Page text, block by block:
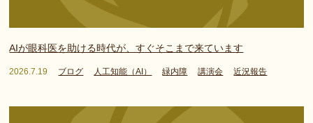
AIが眼科医を助ける時代が、すぐそこまで来ています
2026.7.19 ブログ 人工知能（AI） 緑内障 講演会 近況報告